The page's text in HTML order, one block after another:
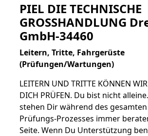
PIEL DIE TECHNISCHE
GROSSHANDLUNG
GmbH-34460
Leitern, Tritte, Fahrgerüste
(Prüfungen/Wartungen)
LEITERN UND TRITTE KÖNNEN
DICH PRÜFEN. Du bist nicht
stehen Dir während des gesamten
Prüfungs-Prozesses immer
Seite. Wenn Du Unterstützung